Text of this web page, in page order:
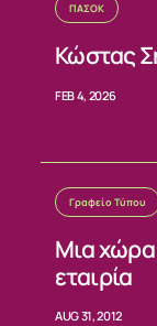
ΝΕΑ
ΠΑΣΟΚ
Κώστας
FEB 4, 2026
Γραφείο Τύπου
Μια χώρα
εταιρία
AUG 31, 2012